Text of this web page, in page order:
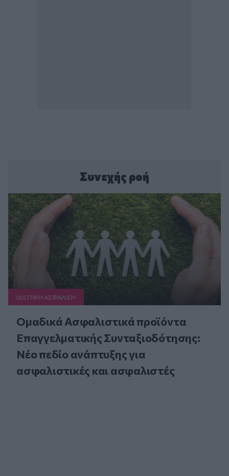
Συνεχής ροή
ΙΔΙΩΤΙΚΗ ΑΣΦAΛΙΣΗ
Ομαδικά Ασφαλιστικά προϊόντα
Επαγγελματικής Συνταξιοδότησης:
Νέο πεδίο ανάπτυξης για
ασφαλιστικές και ασφαλιστές